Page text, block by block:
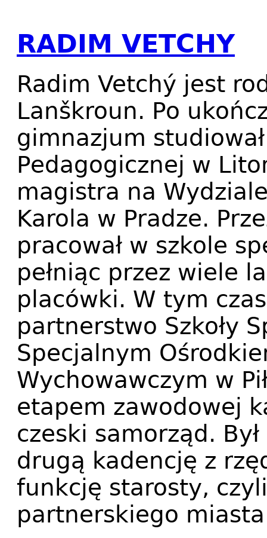
RADIM VETCHY
Radim Vetchý jest
Lanškroun. Po
gimnazjum
Pedagogicznej w
magistra na
Karola w Pradze.
pracował w szkole
pełniąc przez wiele
placówki. W tym
partnerstwo Szkoły
Specjalnym
Wychowawczym w
etapem zawodowej
czeski samorząd.
drugą kadencję z
funkcję starosty,
partnerskiego